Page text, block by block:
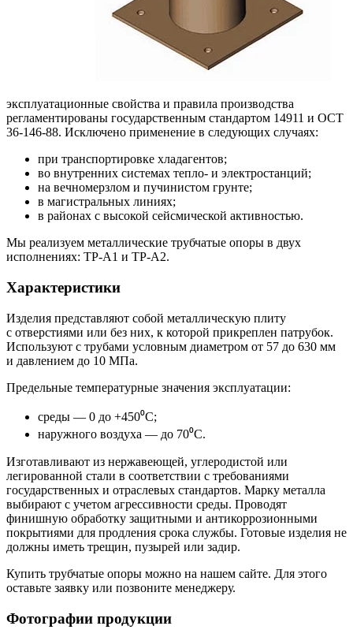
эксплуатационные свойства и правила производства
регламентированы государственным стандартом 14911 и ОСТ
36-146-88. Исключено применение в следующих случаях:
при транспортировке хладагентов;
во внутренних системах тепло- и электростанций;
на вечномерзлом и пучинистом грунте;
в магистральных линиях;
в районах с высокой сейсмической активностью.
Мы реализуем металлические трубчатые опоры в двух
исполнениях: TP-A1 и TP-A2.
Характеристики
Изделия представляют собой металлическую плиту
с отверстиями или без них, к которой прикреплен патрубок.
Используют с трубами условным диаметром от 57 до 630 мм
и давлением до 10 МПа.
Предельные температурные значения эксплуатации:
среды — 0 до +450⁰C;
наружного воздуха — до 70⁰C.
Изготавливают из нержавеющей, углеродистой или
легированной стали в соответствии с требованиями
государственных и отраслевых стандартов. Марку металла
выбирают с учетом агрессивности среды. Проводят
финишную обработку защитными и антикоррозионными
покрытиями для продления срока службы. Готовые изделия не
должны иметь трещин, пузырей или задир.
Купить трубчатые опоры можно на нашем сайте. Для этого
оставьте заявку или позвоните менеджеру.
Фотографии продукции